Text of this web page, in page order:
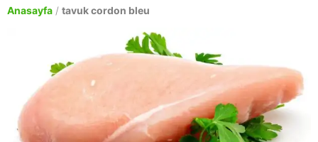
Anasayfa / tavuk cordon bleu